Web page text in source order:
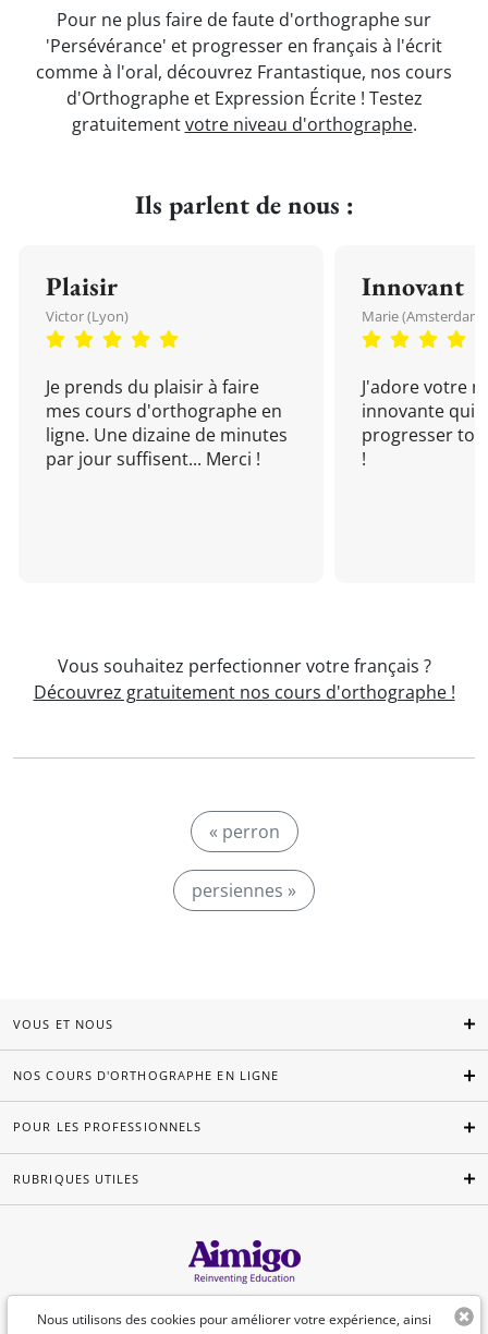
Pour ne plus faire de faute d'orthographe sur
'Persévérance' et progresser en français à l'écrit
comme à l'oral, découvrez Frantastique, nos cours
d'Orthographe et Expression Écrite ! Testez
gratuitementvotre niveau d'orthographe.
Ils parlent de nous :
Plaisir
Victor (Lyon)
Je prends du plaisir à faire
mes cours d'orthographe en
ligne. Une dizaine de minutes
par jour suffisent... Merci !
Innovant
Marie (Amsterdam)
J'adore votre
innovante qui
progresser
!
Vous souhaitez perfectionner votre français ?
Découvrez gratuitement nos cours d'orthographe !
« perron
persiennes »
Nous utilisons des cookies pour améliorer votre expérience, ainsi
VOUS ET NOUS
NOS COURS D'ORTHOGRAPHE EN LIGNE
POUR LES PROFESSIONNELS
RUBRIQUES UTILES
Français